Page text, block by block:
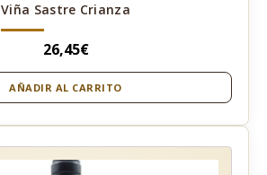
Viña Sastre Crianza
26,45€
AÑADIR AL CARRITO